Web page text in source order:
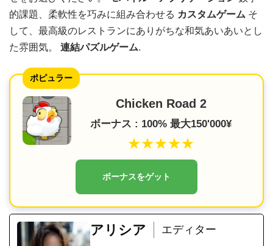
的課題、柔軟性を巧みに組み合わせる カスタムゲーム そ
して、最高級のレストランにありがちな和気あいあいとし
た雰囲気。 連結パズルゲーム.
ポピュラー
Chicken Road 2
ボーナス : 100% 最大150'000¥
★★★★★
ボーナスをゲット
アリシア
エディター